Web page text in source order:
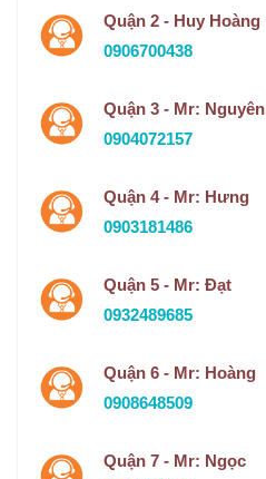
Quận 2 - Huy Hoàng
0906700438
Quận 3 - Mr: Nguyên
0904072157
Quận 4 - Mr: Hưng
0903181486
Quận 5 - Mr: Đạt
0932489685
Quận 6 - Mr: Hoàng
0908648509
Quận 7 - Mr: Ngọc